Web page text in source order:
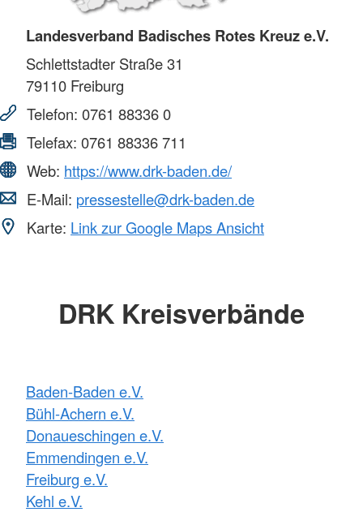
Landesverband Badisches Rotes Kreuz e.V.
Schlettstadter Straße 31
79110 Freiburg
Telefon: 0761 88336 0
Telefax: 0761 88336 711
Web: https://www.drk-baden.de/
E-Mail: pressestelle@drk-baden.de
Karte: Link zur Google Maps Ansicht
DRK Kreisverbände
Baden-Baden e.V.
Bühl-Achern e.V.
Donaueschingen e.V.
Emmendingen e.V.
Freiburg e.V.
Kehl e.V.